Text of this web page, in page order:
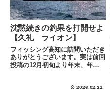
沈黙続きの釣果を打開せよ
【久礼 ライオン】
フィッシング高知に訪問いただき
ありがとうございます。実は前回
投稿の12月初旬より年末、年
に関しては2026年25cm以上はま
2026.02.21